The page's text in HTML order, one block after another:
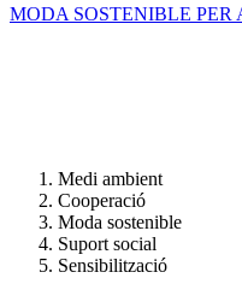
MODA SOSTENIBLE PER
Medi ambient
Cooperació
Moda sostenible
Suport social
Sensibilització